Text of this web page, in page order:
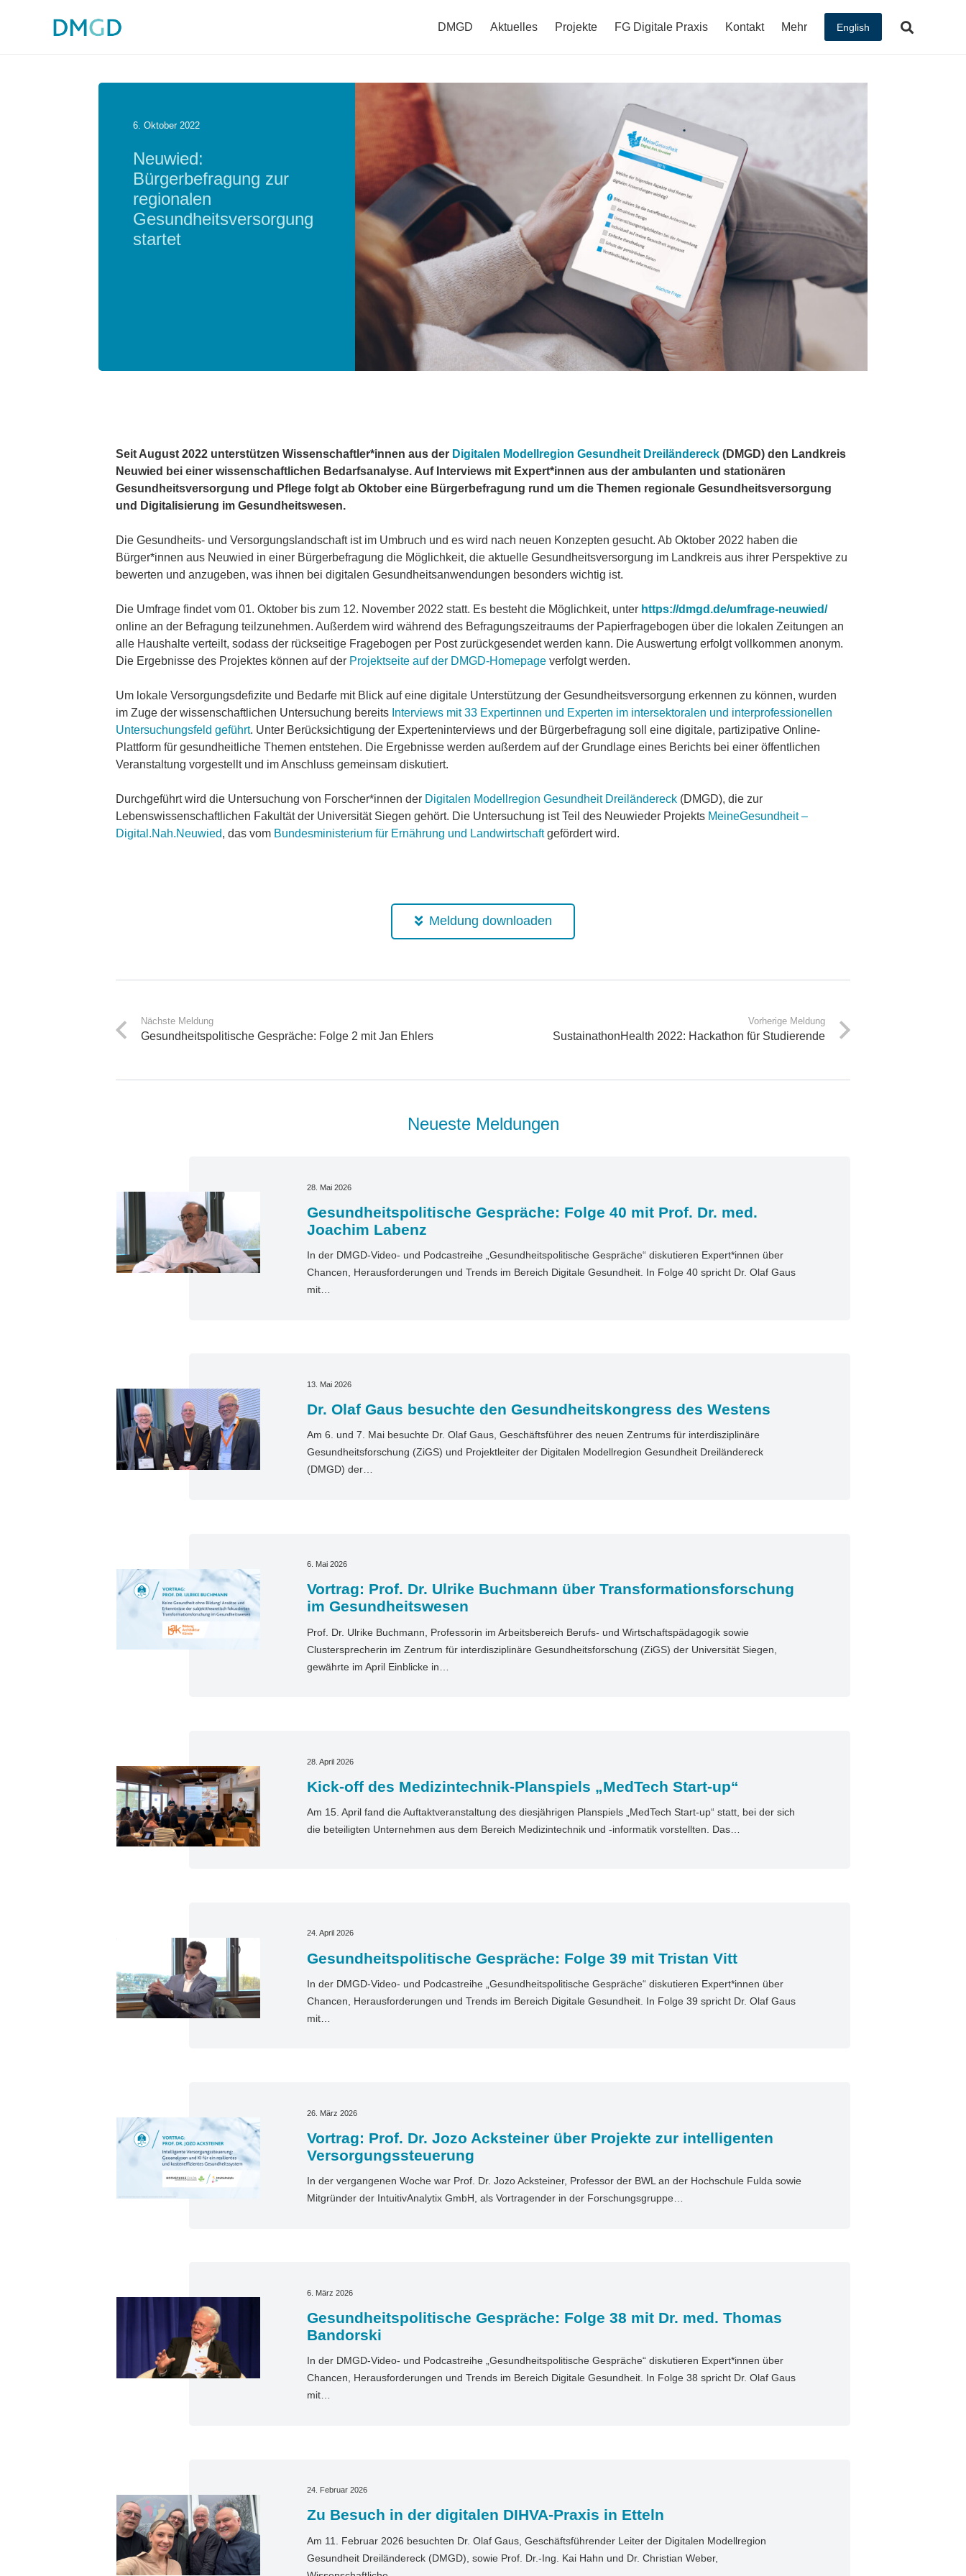
DMGD Aktuelles Projekte FG Digitale Praxis Kontakt Mehr English
6. Oktober 2022
Neuwied:
Bürgerbefragung zur
regionalen
Gesundheitsversorgung
startet
Seit August 2022 unterstützen Wissenschaftler*innen aus der Digitalen Modellregion Gesundheit Dreiländereck (DMGD) den Landkreis
Neuwied bei einer wissenschaftlichen Bedarfsanalyse. Auf Interviews mit Expert*innen aus der ambulanten und stationären
Gesundheitsversorgung und Pflege folgt ab Oktober eine Bürgerbefragung rund um die Themen regionale Gesundheitsversorgung
und Digitalisierung im Gesundheitswesen.
Die Gesundheits- und Versorgungslandschaft ist im Umbruch und es wird nach neuen Konzepten gesucht. Ab Oktober 2022 haben die
Bürger*innen aus Neuwied in einer Bürgerbefragung die Möglichkeit, die aktuelle Gesundheitsversorgung im Landkreis aus ihrer Perspektive zu
bewerten und anzugeben, was ihnen bei digitalen Gesundheitsanwendungen besonders wichtig ist.
Die Umfrage findet vom 01. Oktober bis zum 12. November 2022 statt. Es besteht die Möglichkeit, unter https://dmgd.de/umfrage-neuwied/
online an der Befragung teilzunehmen. Außerdem wird während des Befragungszeitraums der Papierfragebogen über die lokalen Zeitungen an
alle Haushalte verteilt, sodass der rückseitige Fragebogen per Post zurückgesendet werden kann. Die Auswertung erfolgt vollkommen anonym.
Die Ergebnisse des Projektes können auf der Projektseite auf der DMGD-Homepage verfolgt werden.
Um lokale Versorgungsdefizite und Bedarfe mit Blick auf eine digitale Unterstützung der Gesundheitsversorgung erkennen zu können, wurden
im Zuge der wissenschaftlichen Untersuchung bereits Interviews mit 33 Expertinnen und Experten im intersektoralen und interprofessionellen
Untersuchungsfeld geführt. Unter Berücksichtigung der Experteninterviews und der Bürgerbefragung soll eine digitale, partizipative Online-
Plattform für gesundheitliche Themen entstehen. Die Ergebnisse werden außerdem auf der Grundlage eines Berichts bei einer öffentlichen
Veranstaltung vorgestellt und im Anschluss gemeinsam diskutiert.
Durchgeführt wird die Untersuchung von Forscher*innen der Digitalen Modellregion Gesundheit Dreiländereck (DMGD), die zur
Lebenswissenschaftlichen Fakultät der Universität Siegen gehört. Die Untersuchung ist Teil des Neuwieder Projekts MeineGesundheit –
Digital.Nah.Neuwied, das vom Bundesministerium für Ernährung und Landwirtschaftgefördert wird.
Meldung downloaden
Nächste Meldung
Gesundheitspolitische Gespräche: Folge 2 mit Jan Ehlers
Vorherige Meldung
SustainathonHealth 2022: Hackathon für Studierende
Neueste Meldungen
28. Mai 2026
Gesundheitspolitische Gespräche: Folge 40 mit Prof. Dr. med.
Joachim Labenz
In der DMGD-Video- und Podcastreihe „Gesundheitspolitische Gespräche“ diskutieren Expert*innen über
Chancen, Herausforderungen und Trends im Bereich Digitale Gesundheit. In Folge 40 spricht Dr. Olaf Gaus
mit…
13. Mai 2026
Dr. Olaf Gaus besuchte den Gesundheitskongress des Westens
Am 6. und 7. Mai besuchte Dr. Olaf Gaus, Geschäftsführer des neuen Zentrums für interdisziplinäre
Gesundheitsforschung (ZiGS) und Projektleiter der Digitalen Modellregion Gesundheit Dreiländereck
(DMGD) der…
6. Mai 2026
Vortrag: Prof. Dr. Ulrike Buchmann über Transformationsforschung
im Gesundheitswesen
Prof. Dr. Ulrike Buchmann, Professorin im Arbeitsbereich Berufs- und Wirtschaftspädagogik sowie
Clustersprecherin im Zentrum für interdisziplinäre Gesundheitsforschung (ZiGS) der Universität Siegen,
gewährte im April Einblicke in…
28. April 2026
Kick-off des Medizintechnik-Planspiels „MedTech Start-up“
Am 15. April fand die Auftaktveranstaltung des diesjährigen Planspiels „MedTech Start-up“ statt, bei der sich
die beteiligten Unternehmen aus dem Bereich Medizintechnik und ‑informatik vorstellten. Das…
24. April 2026
Gesundheitspolitische Gespräche: Folge 39 mit Tristan Vitt
In der DMGD-Video- und Podcastreihe „Gesundheitspolitische Gespräche“ diskutieren Expert*innen über
Chancen, Herausforderungen und Trends im Bereich Digitale Gesundheit. In Folge 39 spricht Dr. Olaf Gaus
mit…
26. März 2026
Vortrag: Prof. Dr. Jozo Acksteiner über Projekte zur intelligenten
Versorgungssteuerung
In der vergangenen Woche war Prof. Dr. Jozo Acksteiner, Professor der BWL an der Hochschule Fulda sowie
Mitgründer der IntuitivAnalytix GmbH, als Vortragender in der Forschungsgruppe…
6. März 2026
Gesundheitspolitische Gespräche: Folge 38 mit Dr. med. Thomas
Bandorski
In der DMGD-Video- und Podcastreihe „Gesundheitspolitische Gespräche“ diskutieren Expert*innen über
Chancen, Herausforderungen und Trends im Bereich Digitale Gesundheit. In Folge 38 spricht Dr. Olaf Gaus
mit…
24. Februar 2026
Zu Besuch in der digitalen DIHVA-Praxis in Etteln
Am 11. Februar 2026 besuchten Dr. Olaf Gaus, Geschäftsführender Leiter der Digitalen Modellregion
Gesundheit Dreiländereck (DMGD), sowie Prof. Dr.-Ing. Kai Hahn und Dr. Christian Weber,